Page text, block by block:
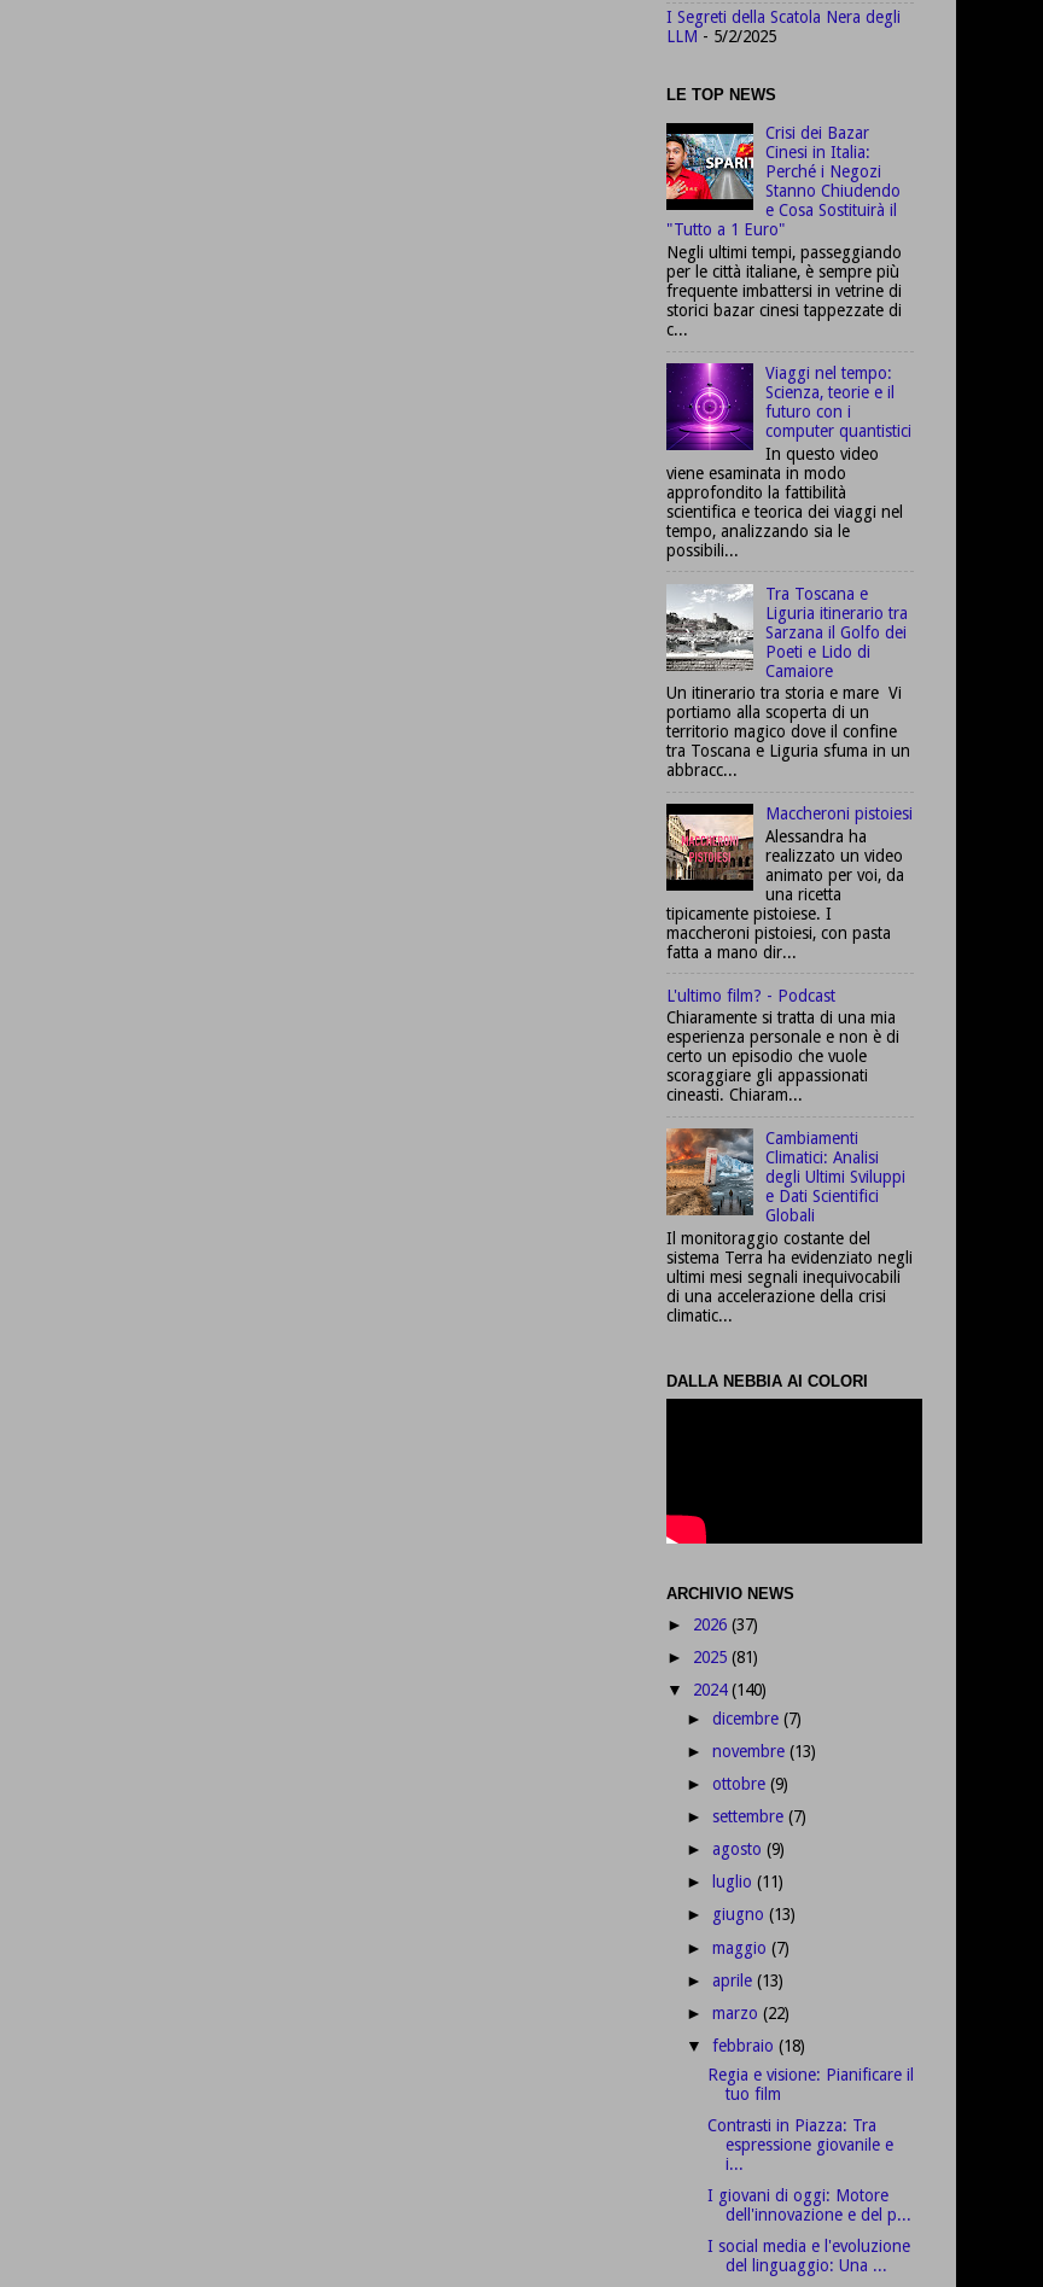
I Segreti della Scatola Nera degli
LLM - 5/2/2025
LE TOP NEWS
Crisi dei Bazar
Cinesi in Italia:
Perché i Negozi
Stanno Chiudendo
e Cosa Sostituirà il
"Tutto a 1 Euro"
Negli ultimi tempi, passeggiando
per le città italiane, è sempre più
frequente imbattersi in vetrine di
storici bazar cinesi tappezzate di
c...
Viaggi nel tempo:
Scienza, teorie e il
futuro con i
computer quantistici
In questo video
viene esaminata in modo
approfondito la fattibilità
scientifica e teorica dei viaggi nel
tempo, analizzando sia le
possibili...
Tra Toscana e
Liguria itinerario tra
Sarzana il Golfo dei
Poeti e Lido di
Camaiore
Un itinerario tra storia e mare Vi
portiamo alla scoperta di un
territorio magico dove il confine
tra Toscana e Liguria sfuma in un
abbracc...
Maccheroni pistoiesi
Alessandra ha
realizzato un video
animato per voi, da
una ricetta
tipicamente pistoiese. I
maccheroni pistoiesi, con pasta
fatta a mano dir...
L'ultimo film? - Podcast
Chiaramente si tratta di una mia
esperienza personale e non è di
certo un episodio che vuole
scoraggiare gli appassionati
cineasti. Chiaram...
Cambiamenti
Climatici: Analisi
degli Ultimi Sviluppi
e Dati Scientifici
Globali
Il monitoraggio costante del
sistema Terra ha evidenziato negli
ultimi mesi segnali inequivocabili
di una accelerazione della crisi
climatic...
DALLA NEBBIA AI COLORI
ARCHIVIO NEWS
► 2026 (37)
► 2025 (81)
▼ 2024(140)
►dicembre(7)
►novembre(13)
►ottobre(9)
► settembre(7)
►agosto(9)
► luglio(11)
► giugno(13)
►maggio(7)
►aprile(13)
►marzo(22)
▼febbraio(18)
Regia e visione: Pianificare il
tuo film
Contrasti in Piazza: Tra
espressione giovanile e
i...
I giovani di oggi: Motore
dell'innovazione e del p...
I social media e l'evoluzione
del linguaggio: Una ...